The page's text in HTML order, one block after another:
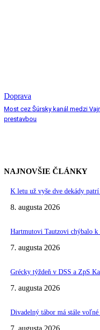
Doprava
Most cez Šúrsky kanál medzi
prestavbou
NAJNOVŠIE ČLÁNKY
K letu už vyše dve dekády
8. augusta 2026
Hartmutovi Tautzovi chýbalo
7. augusta 2026
Grécky týždeň v DSS a ZpS
7. augusta 2026
Divadelný tábor má stále voľné
7. augusta 2026